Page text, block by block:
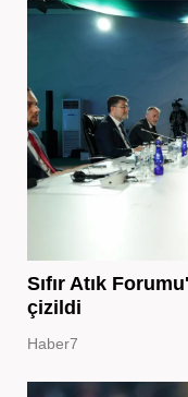
Sıfır Atık
çizildi
Haber7